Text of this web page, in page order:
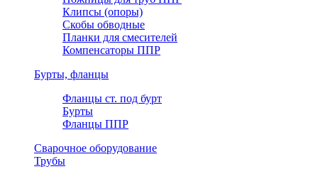
Клипсы (опоры)
Скобы обводные
Планки для смесителей
Компенсаторы ППР
Бурты, фланцы
Фланцы ст. под бурт
Бурты
Фланцы ППР
Сварочное оборудование
Трубы